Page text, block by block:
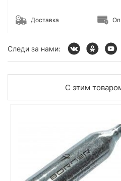
Доставка
Следи за нами:
С этим